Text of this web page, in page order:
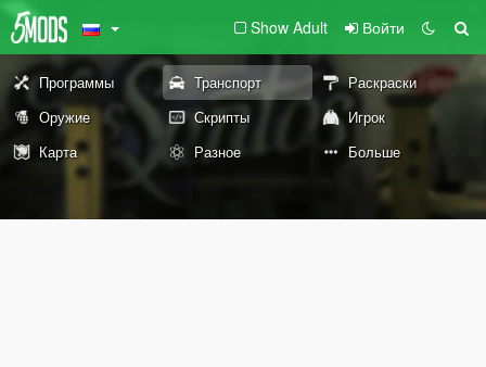
Show Adult Войти
Программы Транспорт
Раскраски
Оружие
Скрипты
Игрок
Карта
Разное Больше